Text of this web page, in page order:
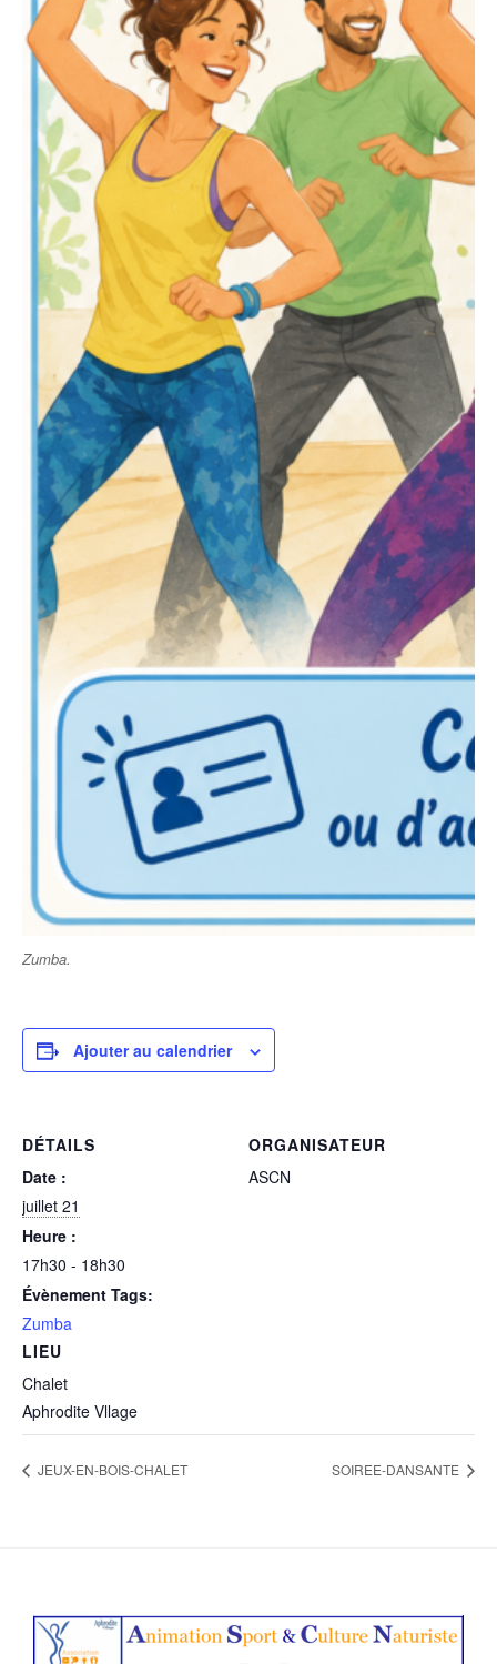
Zumba.
Ajouter au calendrier
DÉTAILS
Date :
juillet 21
Heure :
17h30 - 18h30
Évènement Tags:
Zumba
LIEU
Chalet
Aphrodite Vllage
ORGANISATEUR
ASCN
JEUX-EN-BOIS-CHALET SOIREE-DANSANTE